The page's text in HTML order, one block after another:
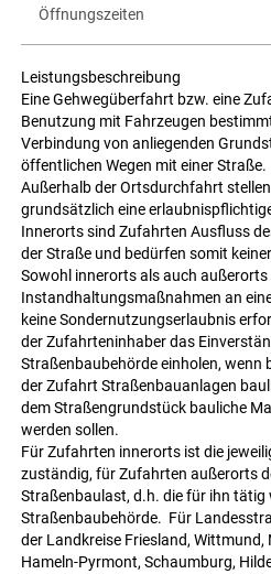
Öffnungszeiten
Leistungsbeschreibung
Eine Gehwegüberfahrt bzw. eine
Benutzung mit Fahrzeugen
Verbindung von anliegenden
öffentlichen Wegen mit einer Straße.
Außerhalb der Ortsdurchfahrt
grundsätzlich eine
Innerorts sind Zufahrten Ausfluss
der Straße und bedürfen somit
Sowohl innerorts als auch
Instandhaltungsmaßnahmen an
keine Sondernutzungserlaubnis
der Zufahrteninhaber das
Straßenbaubehörde einholen, wenn
der Zufahrt Straßenbauanlagen
dem Straßengrundstück bauliche
werden sollen.
Für Zufahrten innerorts ist die
zuständig, für Zufahrten außerorts
Straßenbaulast, d.h. die für ihn tätig
Straßenbaubehörde. Für
der Landkreise Friesland, Wittmund,
Hameln-Pyrmont, Schaumburg,